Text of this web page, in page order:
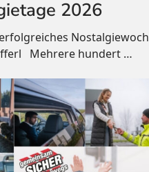
2026
Mehrere hundert …